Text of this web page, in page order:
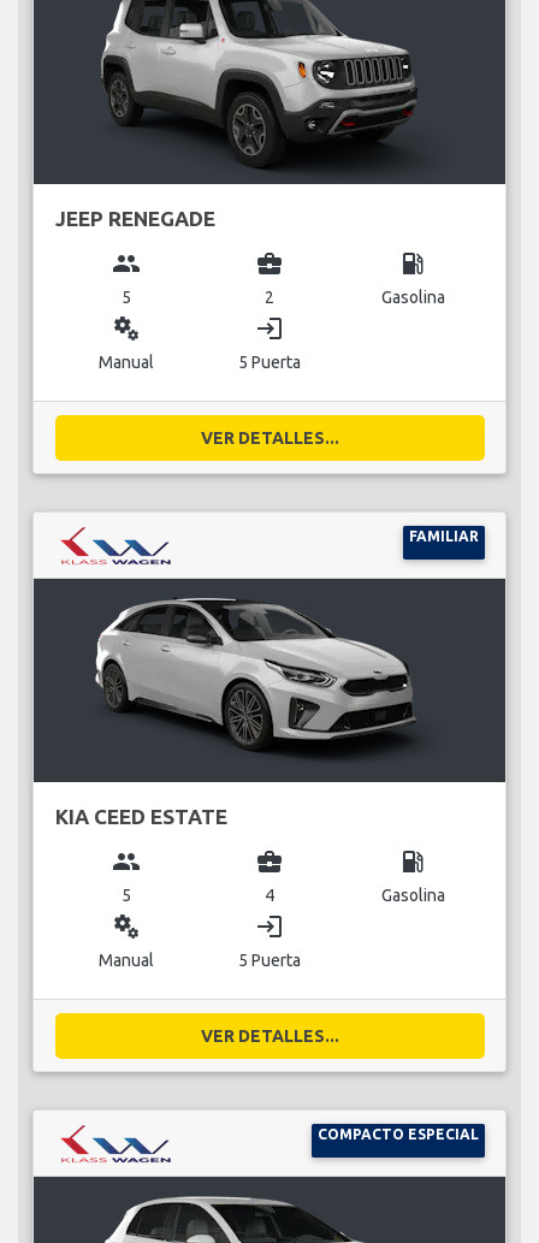
JEEP RENEGADE
group
5
business_center
2
local_gas_station
Gasolina
miscellaneous_services
Manual
login
5 Puerta
VER DETALLES...
FAMILIAR
KIA CEED ESTATE
group
5
business_center
4
local_gas_station
Gasolina
miscellaneous_services
Manual
login
5 Puerta
VER DETALLES...
COMPACTO ESPECIAL